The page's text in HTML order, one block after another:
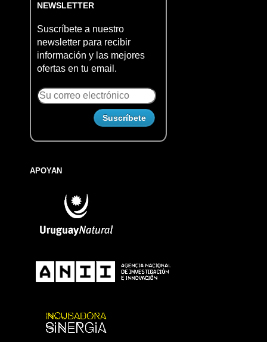
NEWSLETTER
Suscríbete a nuestro
newsletter para recibir
información y las mejores
ofertas en tu email.
APOYAN